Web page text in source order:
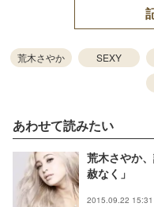
荒木さやか SEXY
あわせて読みたい
荒木さやか
赦なく」
2015.09.22 15:31